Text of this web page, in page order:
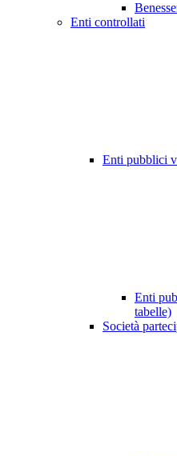
Enti controllati
Enti pubblici
Enti
tabelle)
Società